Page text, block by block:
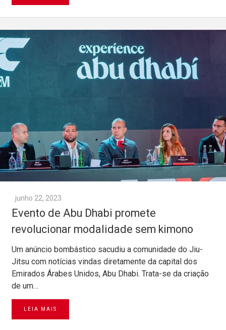
junho 22, 2023
Evento de Abu Dhabi promete
revolucionar modalidade sem kimono
Um anúncio bombástico sacudiu a comunidade do Jiu-
Jitsu com notícias vindas diretamente da capital dos
Emirados Árabes Unidos, Abu Dhabi. Trata-se da criação
de um…
LEIA MAIS